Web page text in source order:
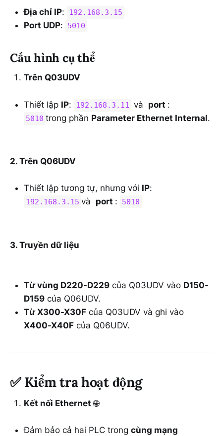
Địa chỉ IP: 192.168.3.15
Port UDP: 5010
Cấu hình cụ thể
Trên Q03UDV
Thiết lập IP: 192.168.3.11 và port :
5010 trong phần Parameter Ethernet Internal.
2. Trên Q06UDV
Thiết lập tương tự, nhưng với IP:
192.168.3.15 và port : 5010
3. Truyền dữ liệu
Từ vùng D220-D229 của Q03UDV vào D150-
D159 của Q06UDV.
Từ X300-X30F của Q03UDV và ghi vào
X400-X40F của Q06UDV.
✅ Kiểm tra hoạt động
Kết nối Ethernet 🌐
Đảm bảo cả hai PLC trong cùng mạng